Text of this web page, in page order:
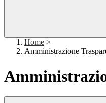
Home >
Amministrazione